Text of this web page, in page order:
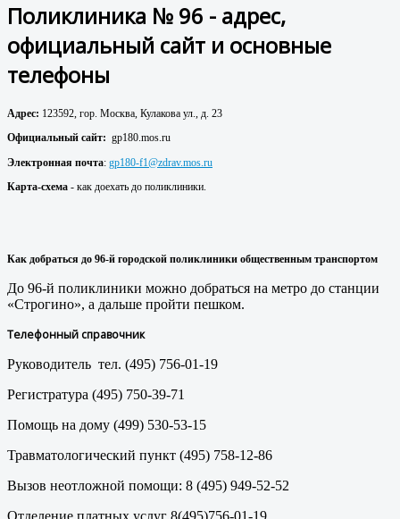
Поликлиника № 96 - адрес,
официальный сайт и основные
телефоны
Адрес: 123592, гор. Москва, Кулакова ул., д. 23
Официальный сайт: gp180.mos.ru
Электронная почта: gp180-f1@zdrav.mos.ru
Карта-схема - как доехать до поликлиники.
Как добраться до 96-й городской поликлиники общественным транспортом
До 96-й поликлиники можно добраться на метро до станции
«Строгино», а дальше пройти пешком.
Телефонный справочник
Руководитель тел. (495) 756-01-19
Регистратура (495) 750-39-71
Помощь на дому (499) 530-53-15
Травматологический пункт (495) 758-12-86
Вызов неотложной помощи: 8 (495) 949-52-52